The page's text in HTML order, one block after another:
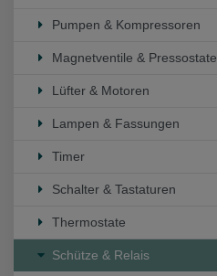
Pumpen & Kompressoren
Magnetventile & Pressostate
Lüfter & Motoren
Lampen & Fassungen
Timer
Schalter & Tastaturen
Thermostate
Schütze & Relais